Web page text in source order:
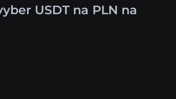
USDT na PLN na